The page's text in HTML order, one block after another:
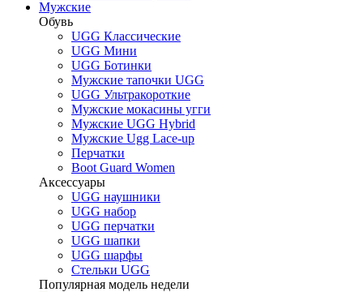
Мужские
Обувь
UGG Классические
UGG Мини
UGG Ботинки
Мужские тапочки UGG
UGG Ультракороткие
Мужские мокасины угги
Мужские UGG Hybrid
Мужские Ugg Lace-up
Перчатки
Boot Guard Women
Аксессуары
UGG наушники
UGG набор
UGG перчатки
UGG шапки
UGG шарфы
Стельки UGG
Популярная модель недели